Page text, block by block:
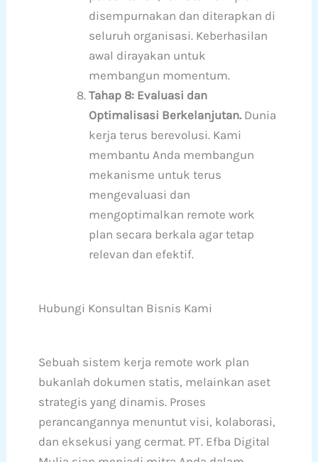
disempurnakan dan diterapkan di
seluruh organisasi. Keberhasilan
awal dirayakan untuk
membangun momentum.
Tahap 8: Evaluasi dan
Optimalisasi Berkelanjutan. Dunia
kerja terus berevolusi. Kami
membantu Anda membangun
mekanisme untuk terus
mengevaluasi dan
mengoptimalkan remote work
plan secara berkala agar tetap
relevan dan efektif.
Hubungi Konsultan Bisnis Kami
Sebuah sistem kerja remote work plan
bukanlah dokumen statis, melainkan aset
strategis yang dinamis. Proses
perancangannya menuntut visi, kolaborasi,
dan eksekusi yang cermat. PT. Efba Digital